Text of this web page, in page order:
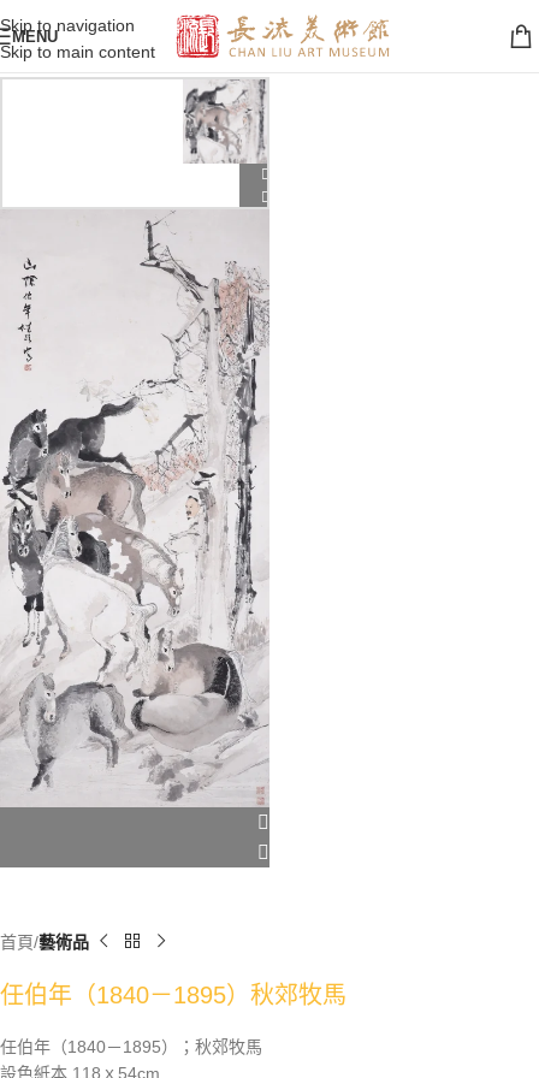
Skip to navigation
Skip to main content
MENU
首頁 藝術品
任伯年（1840－1895）秋郊牧馬
任伯年（1840－1895）；秋郊牧馬
設色紙本 118ｘ54cm